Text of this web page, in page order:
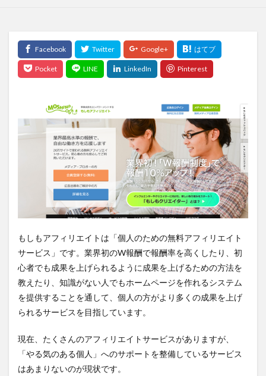
もしもアフィリエイトは「個人のための無料アフィリエイト
サービス」です。業界初のW報酬で報酬率を高くしたり、初
心者でも成果を上げられるように成果を上げるための方法を
教えたり、知識がない人でもホームページを作れるシステム
を提供することを通して、個人の方がより多くの成果を上げ
られるサービスを目指しています。
現在、たくさんのアフィリエイトサービスがありますが、
「やる気のある個人」へのサポートを整備しているサービス
はあまりないのが現状です。